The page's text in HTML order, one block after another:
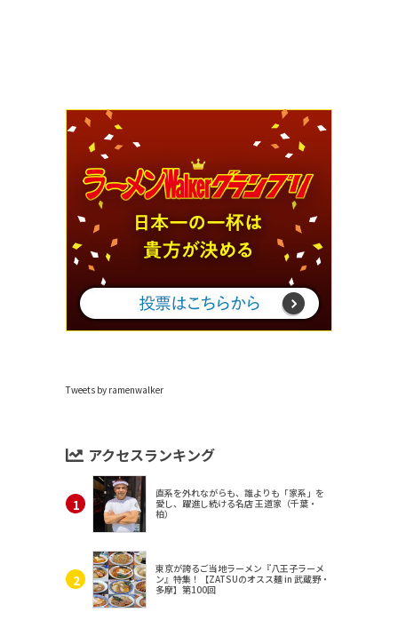
Tweets by ramenwalker
アクセスランキング
直系を外れながらも、誰よりも「家系」を
愛し、躍進し続ける名店 王道家（千葉・
柏）
東京が誇るご当地ラーメン『八王子ラーメ
ン』特集！【ZATSUのオスス麺 in 武蔵野・
多摩】第100回